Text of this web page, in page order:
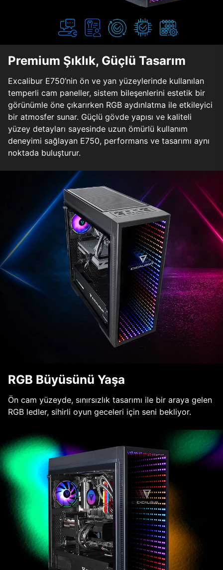
Premium Şıklık, Güçlü Tasarım
Excalibur E750’nin ön ve yan yüzeylerinde kullanılan
temperli cam paneller, sistem bileşenlerini estetik bir
görünümle öne çıkarırken RGB aydınlatma ile etkileyici
bir atmosfer sunar. Güçlü gövde yapısı ve kaliteli
yüzey detayları sayesinde uzun ömürlü kullanım
deneyimi sağlayan E750, performans ve tasarımı aynı
noktada buluşturur.
RGB Büyüsünü Yaşa
Ön cam yüzeyde, sınırsızlık tasarımı ile bir araya gelen
RGB ledler, sihirli oyun geceleri için seni bekliyor.